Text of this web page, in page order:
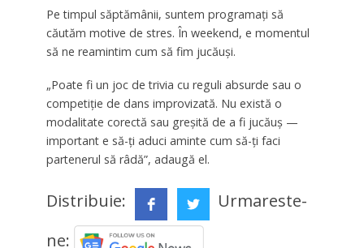
Pe timpul săptămânii, suntem programați să
căutăm motive de stres. În weekend, e momentul
să ne reamintim cum să fim jucăuși.
„Poate fi un joc de trivia cu reguli absurde sau o
competiție de dans improvizată. Nu există o
modalitate corectă sau greșită de a fi jucăuș —
important e să-ți aduci aminte cum să-ți faci
partenerul să râdă”, adaugă el.
Distribuie:
Urmareste-
ne: